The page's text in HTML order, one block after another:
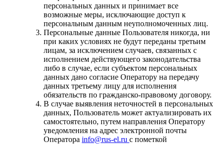
персональных данных и принимает все
возможные меры, исключающие доступ к
персональным данным неуполномоченных лиц.
Персональные данные Пользователя никогда, ни
при каких условиях не будут переданы третьим
лицам, за исключением случаев, связанных с
исполнением действующего законодательства
либо в случае, если субъектом персональных
данных дано согласие Оператору на передачу
данных третьему лицу для исполнения
обязательств по гражданско-правовому договору.
В случае выявления неточностей в персональных
данных, Пользователь может актуализировать их
самостоятельно, путем направления Оператору
уведомления на адрес электронной почты
Оператора info@rus-el.ru с пометкой